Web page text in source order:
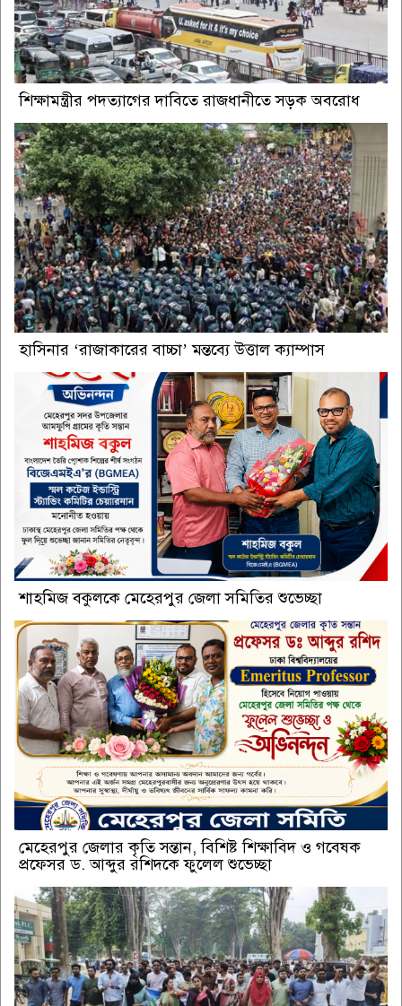
শিক্ষামন্ত্রীর পদত্যাগের দাবিতে রাজধানীতে সড়ক অবরোধ
হাসিনার ‘রাজাকারের বাচ্চা’ মন্তব্যে উত্তাল ক্যাম্পাস
শাহমিজ বকুলকে মেহেরপুর জেলা সমিতির শুভেচ্ছা
মেহেরপুর জেলার কৃতি সন্তান, বিশিষ্ট শিক্ষাবিদ ও গবেষক
প্রফেসর ড. আব্দুর রশিদকে ফুলেল শুভেচ্ছা